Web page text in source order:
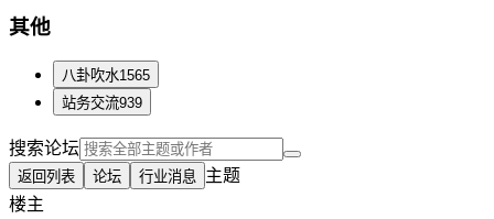
其他
八卦吹水1565
站务交流939
搜索论坛
返回列表 论坛 行业消息
主题
楼主